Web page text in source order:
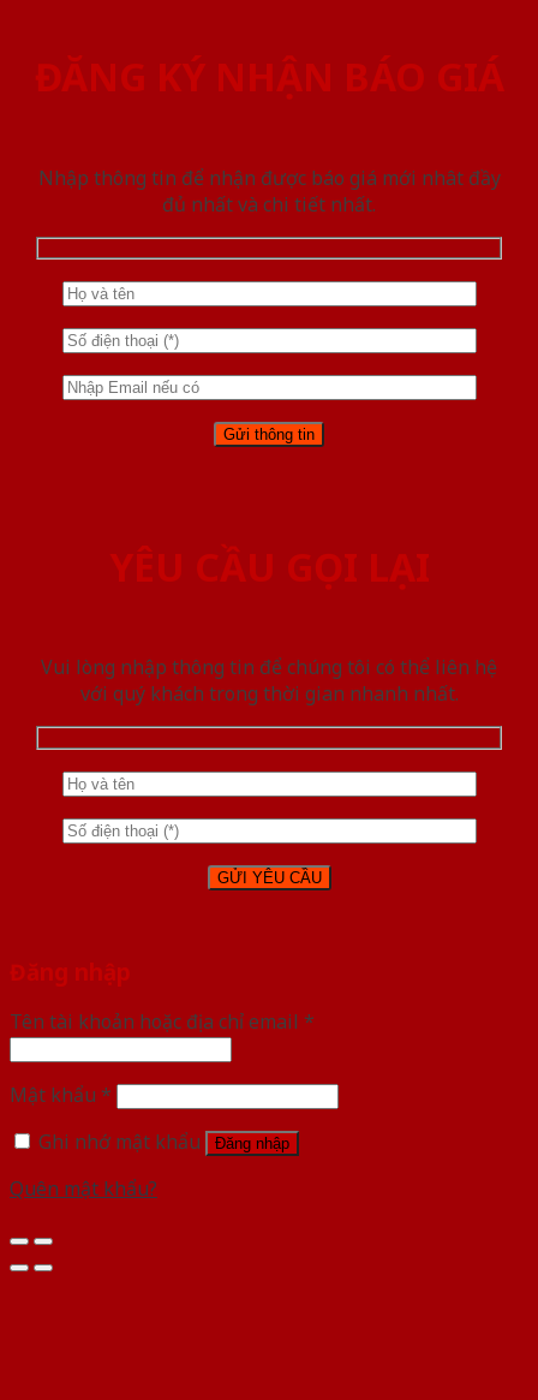
ĐĂNG KÝ NHẬN BÁO GIÁ
Nhập thông tin để nhận được báo giá mới nhât đầy
đủ nhất và chi tiết nhất.
YÊU CẦU GỌI LẠI
Vui lòng nhập thông tin để chúng tôi có thể liên hệ
với quý khách trong thời gian nhanh nhất.
Đăng nhập
Tên tài khoản hoặc địa chỉ email *
Mật khẩu *
Ghi nhớ mật khẩu
Đăng nhập
Quên mật khẩu?